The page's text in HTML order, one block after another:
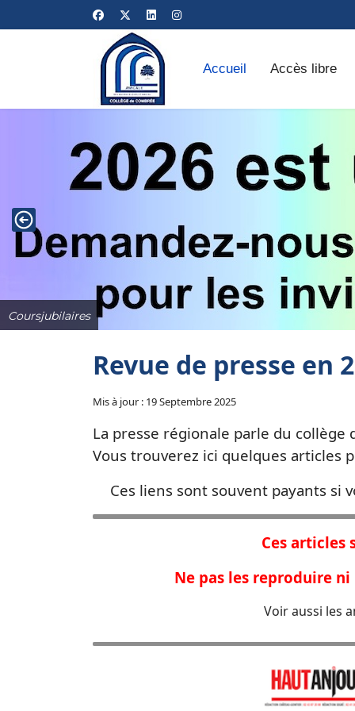
Accueil Accès libre
Coursjubilaires
Revue de presse en
Mis à jour : 19 Septembre 2025
La presse régionale parle du
Vous trouverez ici quelques articles
Ces liens sont souvent payants si
Ces articles
Ne pas les reproduire
Voir aussi les